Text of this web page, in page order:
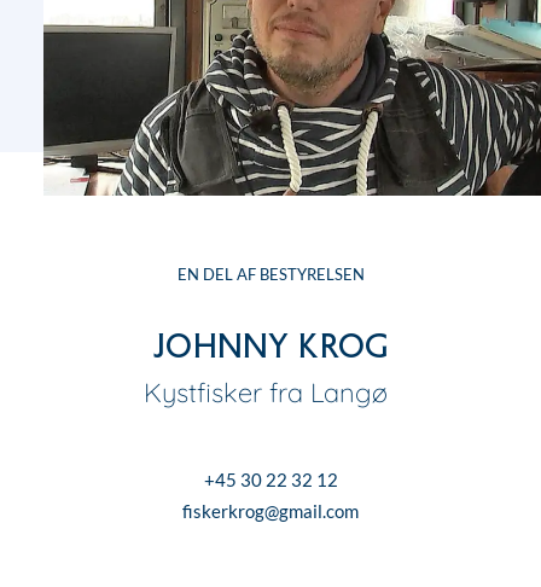
EN DEL AF BESTYRELSEN
Johnny Krog
Kystfisker fra Langø
+45 30 22 32 12
fiskerkrog@gmail.com